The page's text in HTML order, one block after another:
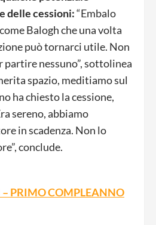
delle cessioni:“Embalo
Balogh che una volta
può tornarci utile. Non
partire nessuno”, sottolinea
spazio, meditiamo sul
ha chiesto la cessione,
sereno, abbiamo
in scadenza. Non lo
conclude.
PRIMO COMPLEANNO